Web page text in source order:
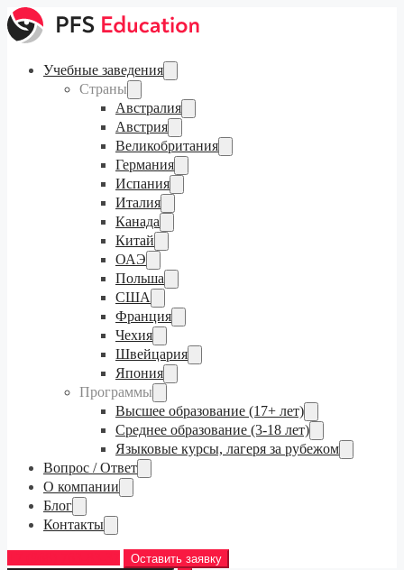
Учебные заведения
Страны
Австралия
Австрия
Великобритания
Германия
Испания
Италия
Канада
Китай
ОАЭ
Польша
США
Франция
Чехия
Швейцария
Япония
Программы
Высшее образование (17+ лет)
Среднее образование (3-18 лет)
Языковые курсы, лагеря за рубежом
Вопрос / Ответ
О компании
Блог
Контакты
Оставить заявку